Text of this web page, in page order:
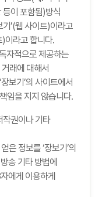
등이 포함됨)방식
’(웹 사이트)이라고
)이라고 합니다.
자적으로 제공하는
래에 대해서
보기’의 사이트에서
임을 지지 않습니다.
작권이나 기타
은 정보를 ‘장보기’의
송 기타 방법에
에게 이용하게